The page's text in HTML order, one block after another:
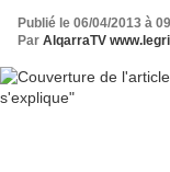
Publié le 06/04/2013 à
Par AlqarraTV